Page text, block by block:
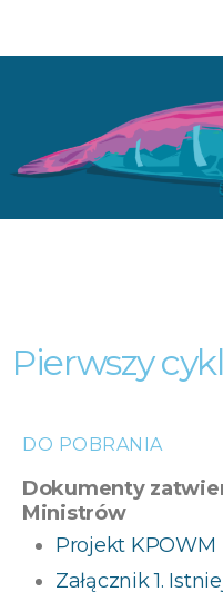
Pierwszy
DO POBRANIA
Dokumenty
Ministrów
Projekt KPOWM
Załącznik 1.